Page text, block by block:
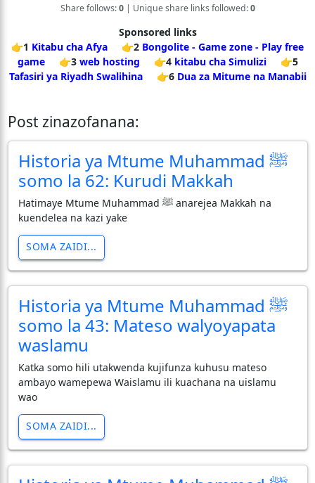
Share follows:0| Unique share links followed:0
Sponsored links
👉1 Kitabu cha Afya 👉2 Bongolite - Game zone - Play free
game
👉3 web hosting 👉4 kitabu cha Simulizi
👉5
Tafasiri ya Riyadh Swalihina
👉6 Dua za Mitume na Manabii
Post zinazofanana:
Historia ya Mtume Muhammad ﷺ
somo la 62: Kurudi Makkah
Hatimaye Mtume Muhammad ﷺ anarejea Makkah na
kuendelea na kazi yake
SOMA ZAIDI...
Historia ya Mtume Muhammad ﷺ
somo la 43: Mateso walyoyapata
waslamu
Katka somo hili utakwenda kujifunza kuhusu mateso
ambayo wamepewa Waislamu ili kuachana na uislamu
wao
SOMA ZAIDI...